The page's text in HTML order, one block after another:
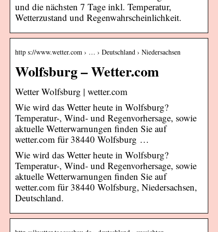
und die nächsten 7 Tage inkl. Temperatur,
Wetterzustand und Regenwahrscheinlichkeit.
http s://www.wetter.com › … › Deutschland › Niedersachsen
Wolfsburg – Wetter.com
Wetter Wolfsburg | wetter.com
Wie wird das Wetter heute in Wolfsburg?
Temperatur-, Wind- und Regenvorhersage, sowie
aktuelle Wetterwarnungen finden Sie auf
wetter.com für 38440 Wolfsburg …
Wie wird das Wetter heute in Wolfsburg?
Temperatur-, Wind- und Regenvorhersage, sowie
aktuelle Wetterwarnungen finden Sie auf
wetter.com für 38440 Wolfsburg, Niedersachsen,
Deutschland.